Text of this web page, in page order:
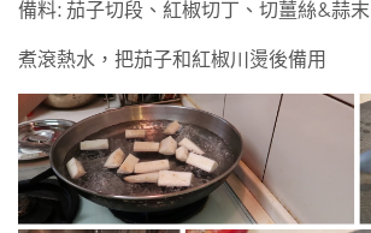
備料: 茄子切段、紅椒切丁、切薑絲&蒜末
煮滾熱水，把茄子和紅椒川燙後備用